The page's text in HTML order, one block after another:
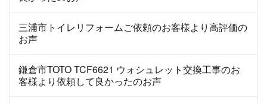
三浦市トイレリフォームご依頼のお客様より高評価の
お声
鎌倉市TOTO TCF6621 ウォシュレット交換工事のお
客様より依頼して良かったのお声